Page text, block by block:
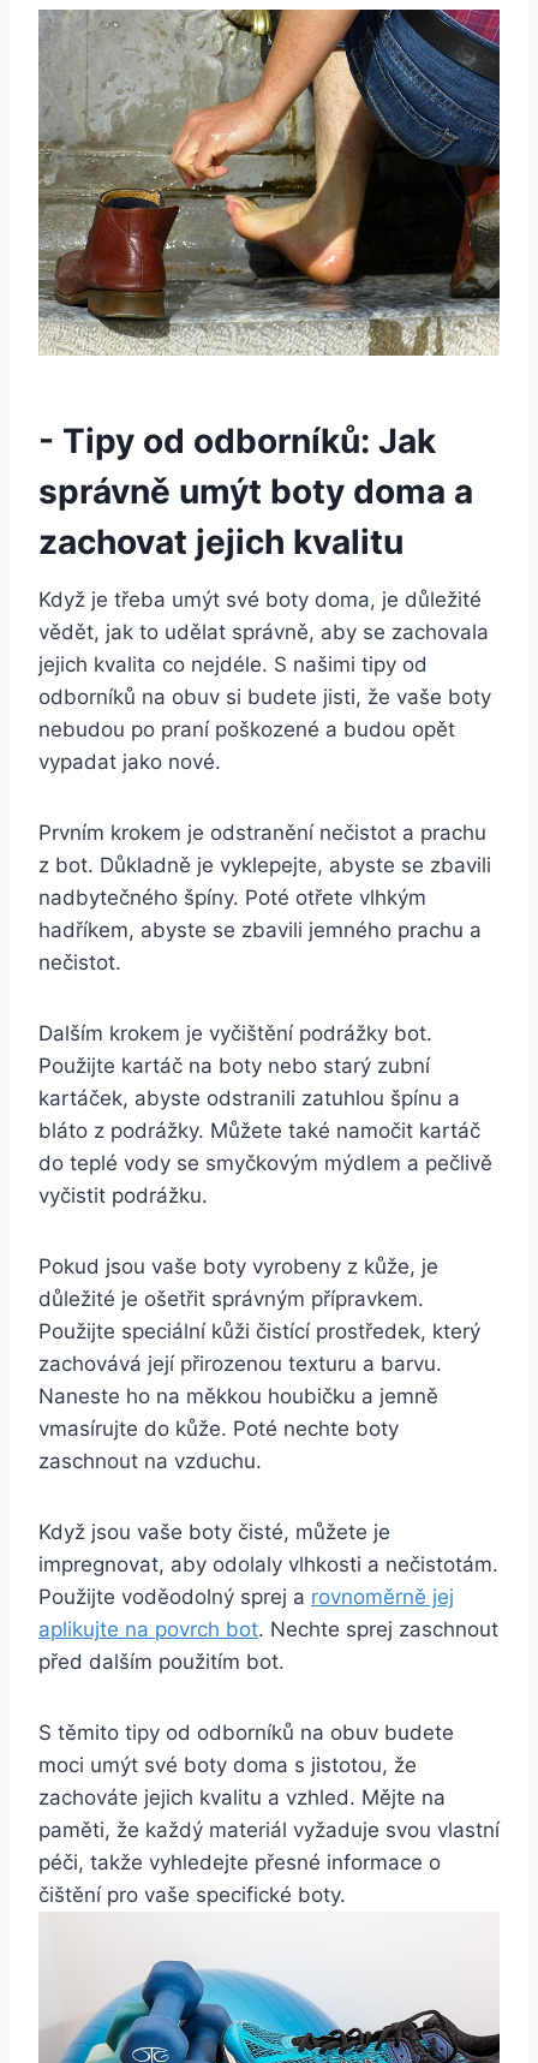
-​ Tipy​ od⁤ odborníků: Jak
správně umýt boty doma a
zachovat jejich kvalitu
Když je‌ třeba umýt své boty doma, ‍je důležité
vědět, jak to udělat správně, ‌aby se zachovala
jejich kvalita co nejdéle. S našimi tipy od
odborníků⁤ na obuv si budete jisti, že ⁣vaše ‌boty
nebudou⁤ po praní poškozené⁤ a budou opět
vypadat jako nové.
Prvním krokem je odstranění nečistot a prachu
z bot.‌ Důkladně je vyklepejte, abyste ⁢se zbavili
nadbytečného špíny. Poté otřete vlhkým​
hadříkem, abyste se zbavili jemného prachu a
nečistot.
Dalším krokem je vyčištění podrážky bot.
Použijte kartáč‍ na boty nebo starý ⁤zubní⁢
kartáček, abyste odstranili zatuhlou špínu a
⁢bláto z⁤ podrážky. Můžete také namočit‍ kartáč
do teplé vody se smyčkovým‍ mýdlem a pečlivě‍
vyčistit podrážku.
Pokud jsou vaše boty vyrobeny ⁤z kůže, ⁣je
důležité ⁣je ošetřit ​správným přípravkem.
‌Použijte speciální kůži čistící prostředek, který
zachovává její přirozenou texturu​ a barvu.
Naneste ho na‍ měkkou houbičku a jemně
vmasírujte ⁢do kůže.‍ Poté nechte⁤ boty
zaschnout‍ na vzduchu.
Když‍ jsou vaše boty čisté,​ můžete⁢ je
impregnovat, aby odolaly⁣ vlhkosti a nečistotám.
Použijte voděodolný sprej a rovnoměrně jej
aplikujte ⁢na povrch bot. Nechte sprej zaschnout
před ⁤dalším použitím​ bot.
S těmito tipy od odborníků ⁢na obuv budete
moci​ umýt své boty doma s‌ jistotou, že
zachováte jejich kvalitu a vzhled. Mějte na
paměti, ‍že každý materiál vyžaduje svou vlastní
péči, ‍takže ‍vyhledejte přesné informace o​
čištění pro vaše specifické boty.